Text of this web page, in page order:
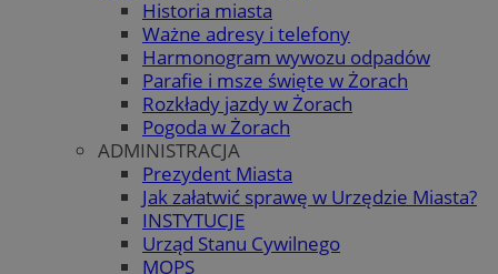
Historia miasta
Ważne adresy i telefony
Harmonogram wywozu odpadów
Parafie i msze święte w Żorach
Rozkłady jazdy w Żorach
Pogoda w Żorach
ADMINISTRACJA
Prezydent Miasta
Jak załatwić sprawę w Urzędzie Miasta?
INSTYTUCJE
Urząd Stanu Cywilnego
MOPS